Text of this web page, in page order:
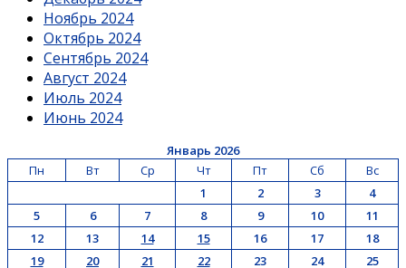
Ноябрь 2024
Октябрь 2024
Сентябрь 2024
Август 2024
Июль 2024
Июнь 2024
Январь 2026
Пн
Вт Ср Чт Пт Сб
Вс
1
2 3
4
5
6 7 8 9 10
11
12
13 14 15 16 17
18
19
20 21 22 23 24 25